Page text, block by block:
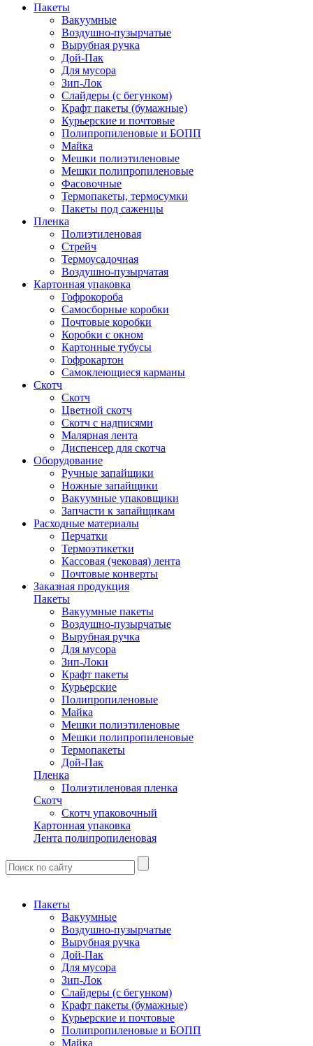
Пакеты
Вакуумные
Воздушно-пузырчатые
Вырубная ручка
Дой-Пак
Для мусора
Зип-Лок
Слайдеры (с бегунком)
Крафт пакеты (бумажные)
Курьерские и почтовые
Полипропиленовые и БОПП
Майка
Мешки полиэтиленовые
Мешки полипропиленовые
Фасовочные
Термопакеты, термосумки
Пакеты под саженцы
Пленка
Полиэтиленовая
Стрейч
Термоусадочная
Воздушно-пузырчатая
Картонная упаковка
Гофрокороба
Самосборные коробки
Почтовые коробки
Коробки с окном
Картонные тубусы
Гофрокартон
Самоклеющиеся карманы
Скотч
Скотч
Цветной скотч
Скотч с надписями
Малярная лента
Диспенсер для скотча
Оборудование
Ручные запайщики
Ножные запайщики
Вакуумные упаковщики
Запчасти к запайщикам
Расходные материалы
Перчатки
Термоэтикетки
Кассовая (чековая) лента
Почтовые конверты
Заказная продукция
Пакеты
Вакуумные пакеты
Воздушно-пузырчатые
Вырубная ручка
Для мусора
Зип-Локи
Крафт пакеты
Курьерские
Полипропиленовые
Майка
Мешки полиэтиленовые
Мешки полипропиленовые
Термопакеты
Дой-Пак
Пленка
Полиэтиленовая пленка
Скотч
Скотч упаковочный
Картонная упаковка
Лента полипропиленовая
Пакеты
Вакуумные
Воздушно-пузырчатые
Вырубная ручка
Дой-Пак
Для мусора
Зип-Лок
Слайдеры (с бегунком)
Крафт пакеты (бумажные)
Курьерские и почтовые
Полипропиленовые и БОПП
Майка